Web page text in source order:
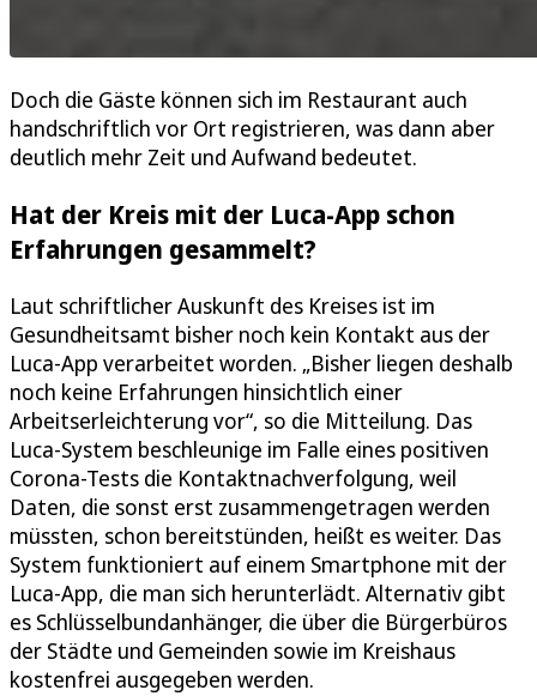
Doch die Gäste können sich im Restaurant auch
handschriftlich vor Ort registrieren, was dann aber
deutlich mehr Zeit und Aufwand bedeutet.
Hat der Kreis mit der Luca-App schon
Erfahrungen gesammelt?
Laut schriftlicher Auskunft des Kreises ist im
Gesundheitsamt bisher noch kein Kontakt aus der
Luca-App verarbeitet worden. „Bisher liegen deshalb
noch keine Erfahrungen hinsichtlich einer
Arbeitserleichterung vor“, so die Mitteilung. Das
Luca-System beschleunige im Falle eines positiven
Corona-Tests die Kontaktnachverfolgung, weil
Daten, die sonst erst zusammengetragen werden
müssten, schon bereitstünden, heißt es weiter. Das
System funktioniert auf einem Smartphone mit der
Luca-App, die man sich herunterlädt. Alternativ gibt
es Schlüsselbundanhänger, die über die Bürgerbüros
der Städte und Gemeinden sowie im Kreishaus
kostenfrei ausgegeben werden.